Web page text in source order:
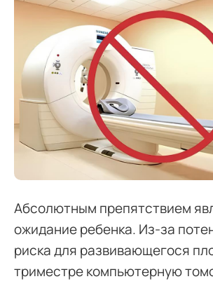
Абсолютным препятствием
ожидание ребенка. Из-за
риска для развивающегося
триместре компьютерную